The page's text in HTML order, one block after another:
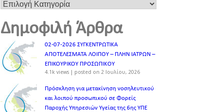
Δημοφιλή Άρθρα
02-07-2026 ΣΥΓΚΕΝΤΡΩΤΙΚΑ
ΑΠΟΤΕΛΕΣΜΑΤΑ ΛΟΙΠΟΥ – ΠΛΗΝ ΙΑΤΡΩΝ –
ΕΠΙΚΟΥΡΙΚΟΥ ΠΡΟΣΩΠΙΚOY
4.1k views | posted on 2 Ιουλίου, 2026
Πρόσκληση για μετακίνηση νοσηλευτικού
και λοιπού προσωπικού σε Φορείς
Παροχής Υπηρεσιών Υγείας της 6ης ΥΠΕ